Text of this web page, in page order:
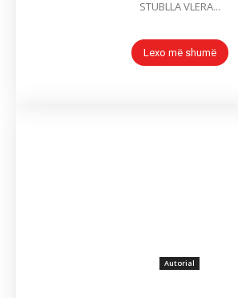
STUBLLA VLERA...
Lexo më shumë
Autorial